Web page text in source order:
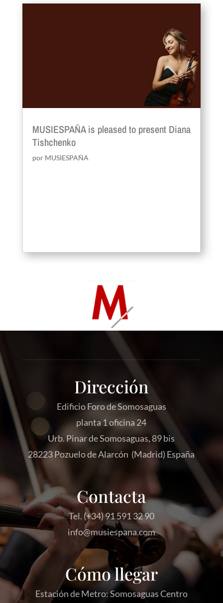
MUSIESPAÑA is pleased to present Diana
Tishchenko
por MUSIESPAÑA
Dirección
Edificio Foro de Somosaguas
planta 1 oficina 24
Urb. Pinar de Somosaguas, 89 bis
28223 Pozuelo de Alarcón (Madrid) España
Contacta
Tel. (+34) 91 591 32 90
info@musiespana.com
Cómo llegar
Estación de Metro: Somosaguas Centro